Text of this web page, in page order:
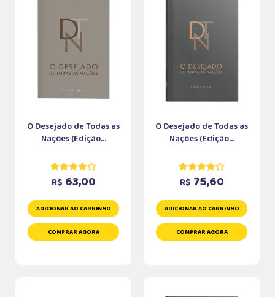
O Desejado de Todas as
Nações (Edição...
R$ 63,00
ADICIONAR AO CARRINHO
COMPRAR AGORA
O Desejado de Todas as
Nações (Edição...
R$ 75,60
ADICIONAR AO CARRINHO
COMPRAR AGORA